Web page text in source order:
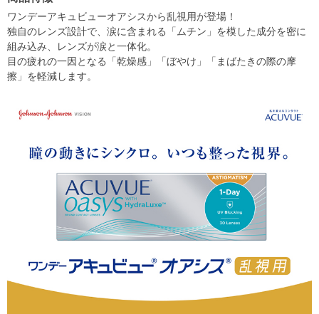
ワンデーアキュビューオアシスから乱視用が登場！
独自のレンズ設計で、涙に含まれる「ムチン」を模した成分を密に
組み込み、レンズが涙と一体化。
目の疲れの一因となる「乾燥感」「ぼやけ」「まばたきの際の摩
擦」を軽減します。